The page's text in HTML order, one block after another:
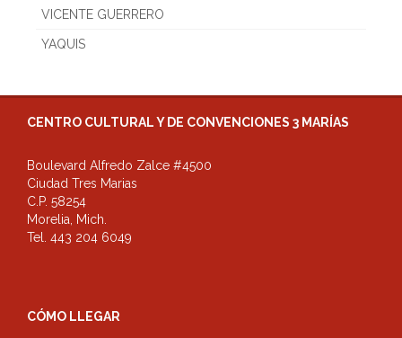
VICENTE GUERRERO
YAQUIS
CENTRO CULTURAL Y DE CONVENCIONES 3 MARÍAS
Boulevard Alfredo Zalce #4500
Ciudad Tres Marias
C.P. 58254
Morelia, Mich.
Tel. 443 204 6049
CÓMO LLEGAR